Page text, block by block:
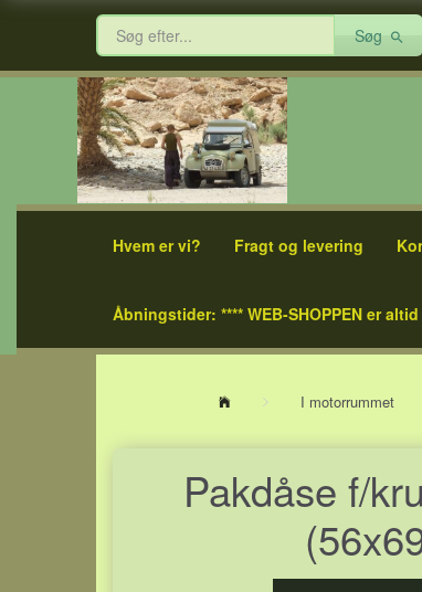
Søg
Hvem er vi? Fragt og levering
Åbningstider: **** WEB-SHOPPEN er
I motorrummet
Pakdåse f/